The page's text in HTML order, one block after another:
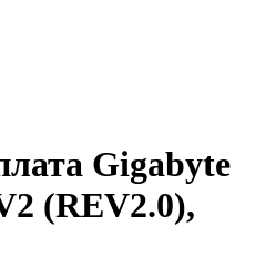
Gigabyte
(REV2.0),